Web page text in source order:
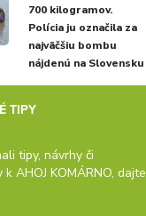
700 kilogramov.
Polícia ju označila za
najväčšiu bombu
nájdenú na Slovensku
TIPY
tipy, návrhy či
AHOJ KOMÁRNO, dajte